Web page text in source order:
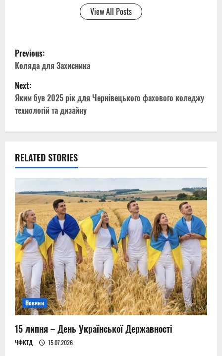
View All Posts
P
o
s
t
n
a
v
i
g
a
t
i
o
n
Previous:
Коляда для Захисника
Next:
Яким був 2025 рік для Чернівецького фахового коледжу
технологій та дизайну
RELATED STORIES
Новини
15 липня – День Української Державності
ЧФКТД 15.07.2026